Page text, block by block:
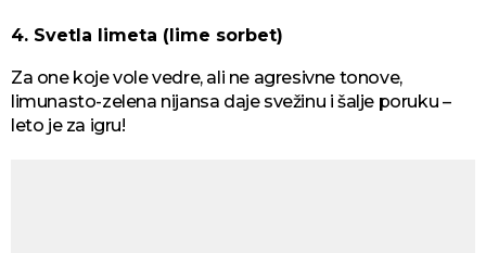
4. Svetla limeta (lime sorbet)
Za one koje vole vedre, ali ne agresivne tonove,
limunasto-zelena nijansa daje svežinu i šalje poruku –
leto je za igru!